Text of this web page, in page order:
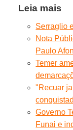
Leia mais
Serraglio
Nota
Paulo
Temer
"Recuar
Governo
Funai e